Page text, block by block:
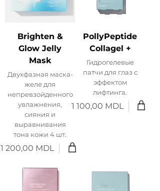
Brighten &
Glow Jelly
Mask
Двухфазная маска-
желе для
непревзойденного
увлажнения,
сияния и
выравнивания
тона кожи 4 шт.
Цена
1 200,00 MDL
PollyPeptide
Collagel +
Гидрогелевые
патчи для глаз с
эффектом
лифтинга.
Цена
1 100,00 MDL